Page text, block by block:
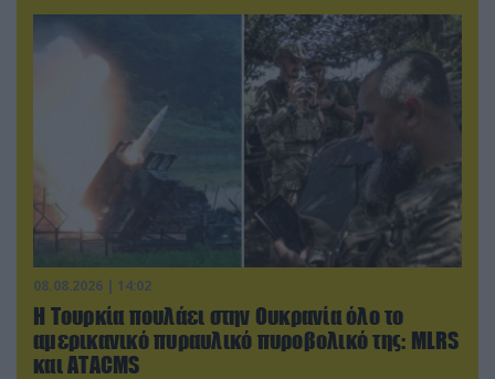
08.08.2026 | 14:02
Η Τουρκία πουλάει στην Ουκρανία όλο το
αμερικανικό πυραυλικό πυροβολικό της: MLRS
και ΑΤΑCMS